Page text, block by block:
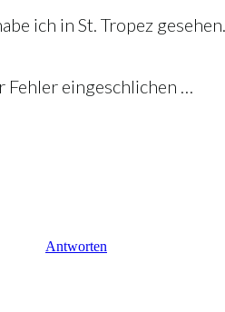
ich in St. Tropez
eingeschlichen …
Antworten